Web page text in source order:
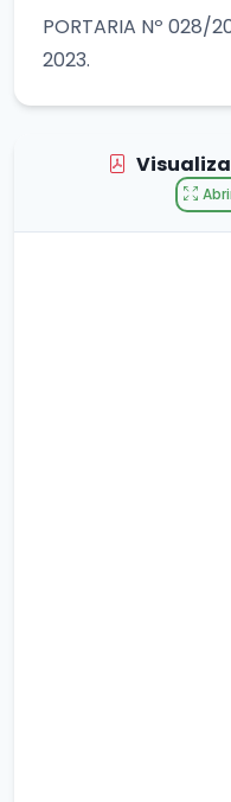
PORTARIA Nº 028/
2023.